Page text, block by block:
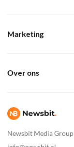
Newsbit Media Group
Marketing
Over ons